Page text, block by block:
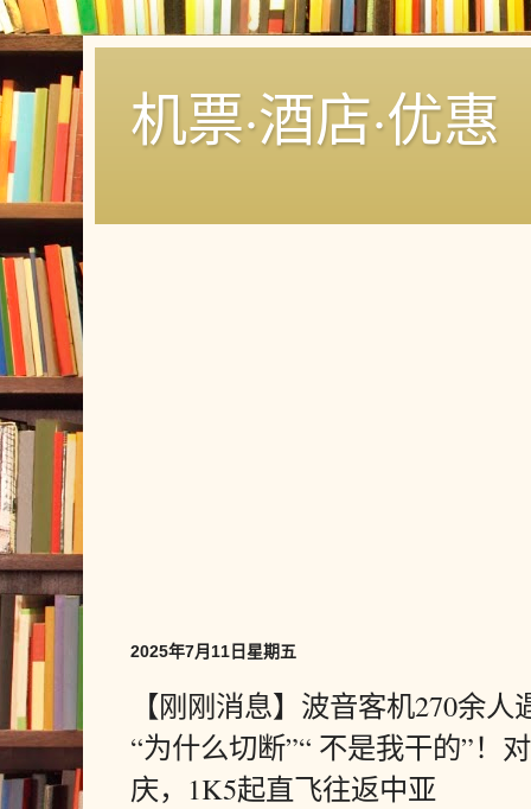
机票·酒店·优惠
2025年7月11日星期五
【刚刚消息】波音客机270余
“为什么切断”“ 不是我干的”！
庆，1K5起直飞往返中亚